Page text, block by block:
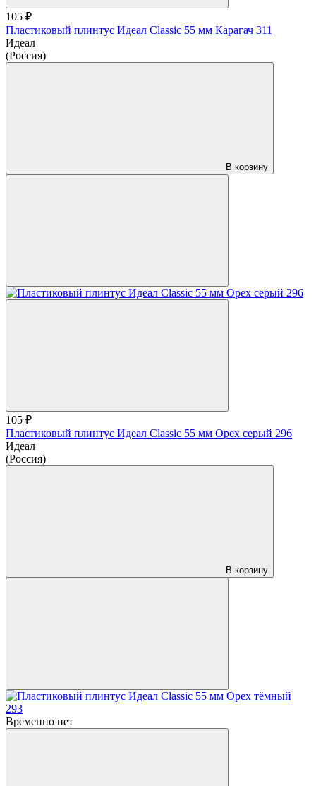
105 ₽
Пластиковый плинтус Идеал Classic 55 мм Карагач 311
Идеал
(Россия)
В корзину
105 ₽
Пластиковый плинтус Идеал Classic 55 мм Орех серый 296
Идеал
(Россия)
В корзину
Временно нет